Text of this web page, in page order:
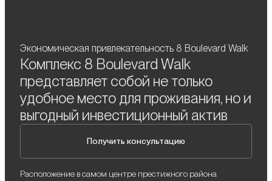
Экономическая привлекательность 8 Boulevard Walk
Комплекс 8 Boulevard Walk
представляет собой не только
удобное место для проживания, но и
выгодный инвестиционный актив
Получить консультацию
Расположение в самом центре престижного района